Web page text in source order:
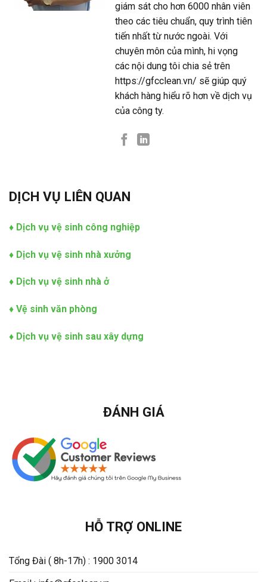
giám sát cho hơn 6000 nhân viên
theo các tiêu chuẩn, quy trình tiên
tiến nhất từ nước ngoài. Với
chuyên môn của mình, hi vọng
các nội dung tôi chia sẻ trên
https://gfcclean.vn/ sẽ giúp quý
khách hàng hiểu rõ hơn về dịch vụ
của công ty.
DỊCH VỤ LIÊN QUAN
♦ Dịch vụ vệ sinh công nghiệp
♦ Dịch vụ vệ sinh nhà xưởng
♦ Dịch vụ vệ sinh nhà ở
♦ Vệ sinh văn phòng
♦ Dịch vụ vệ sinh sau xây dựng
ĐÁNH GIÁ
HỖ TRỢ ONLINE
Tổng Đài ( 8h-17h) : 1900 3014